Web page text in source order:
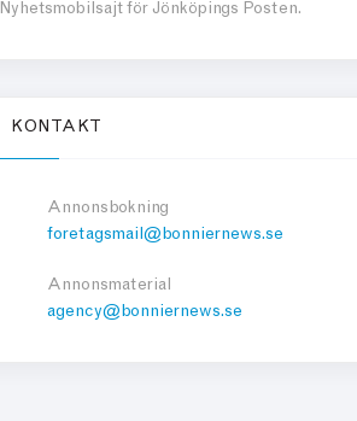
Nyhetsmobilsajt för Jönköpings Posten.
KONTAKT
Annonsbokning
foretagsmail@bonniernews.se
Annonsmaterial
agency@bonniernews.se